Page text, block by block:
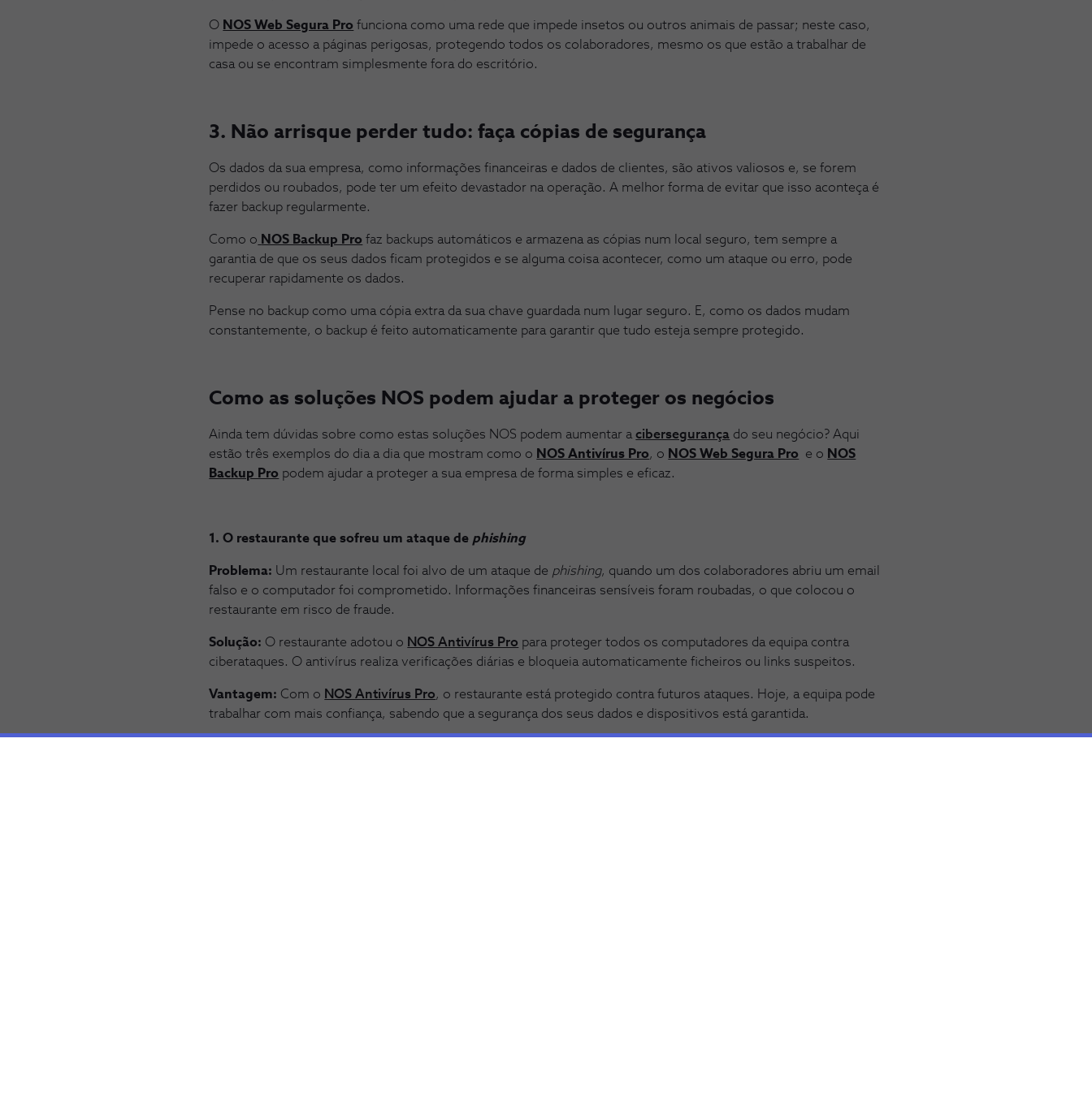
O NOS Web Segura Pro funciona como uma rede que impede insetos ou outros animais de passar; neste caso,
impede o acesso a páginas perigosas, protegendo todos os colaboradores, mesmo os que estão a trabalhar de
casa ou se encontram simplesmente fora do escritório.
3. Não arrisque perder tudo: faça cópias de segurança
Os dados da sua empresa, como informações financeiras e dados de clientes, são ativos valiosos e, se forem
perdidos ou roubados, pode ter um efeito devastador na operação. A melhor forma de evitar que isso aconteça é
fazer backup regularmente.
Como o NOS Backup Pro faz backups automáticos e armazena as cópias num local seguro, tem sempre a
garantia de que os seus dados ficam protegidos e se alguma coisa acontecer, como um ataque ou erro, pode
recuperar rapidamente os dados.
Pense no backup como uma cópia extra da sua chave guardada num lugar seguro. E, como os dados mudam
constantemente, o backup é feito automaticamente para garantir que tudo esteja sempre protegido.
Como as soluções NOS podem ajudar a proteger os negócios
Ainda tem dúvidas sobre como estas soluções NOS podem aumentar acibersegurança do seu negócio? Aqui
estão três exemplos do dia a dia que mostram como o NOS Antivírus Pro, o NOS Web Segura Pro e o NOS
Backup Pro podem ajudar a proteger a sua empresa de forma simples e eficaz.
1. O restaurante que sofreu um ataque de phishing
Problema: Um restaurante local foi alvo de um ataque de phishing, quando um dos colaboradores abriu um email
falso e o computador foi comprometido. Informações financeiras sensíveis foram roubadas, o que colocou o
restaurante em risco de fraude.
Solução: O restaurante adotou o NOS Antivírus Pro para proteger todos os computadores da equipa contra
ciberataques. O antivírus realiza verificações diárias e bloqueia automaticamente ficheiros ou links suspeitos.
Vantagem: Com o NOS Antivírus Pro, o restaurante está protegido contra futuros ataques. Hoje, a equipa pode
trabalhar com mais confiança, sabendo que a segurança dos seus dados e dispositivos está garantida.